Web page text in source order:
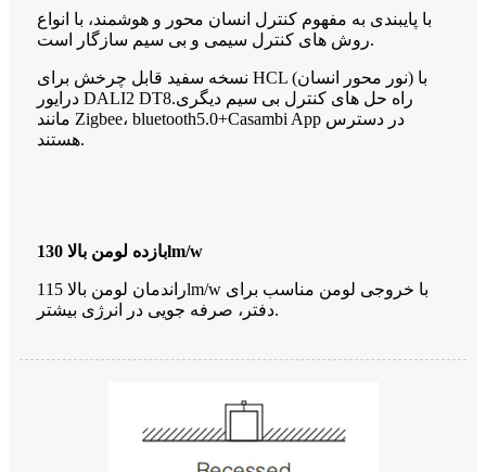
با پایبندی به مفهوم کنترل انسان محور و هوشمند، با انواع
روش های کنترل سیمی و بی سیم سازگار است.
نسخه سفید قابل چرخش برای HCL (نور محور انسان) با
درایور DALI2 DT8.راه حل های کنترل بی سیم دیگری
مانند Zigbee، bluetooth5.0+Casambi App در دسترس
هستند.
بازده لومن بالا 130lm/w
راندمان لومن بالا 115lm/w با خروجی لومن مناسب برای
دفتر، صرفه جویی در انرژی بیشتر.